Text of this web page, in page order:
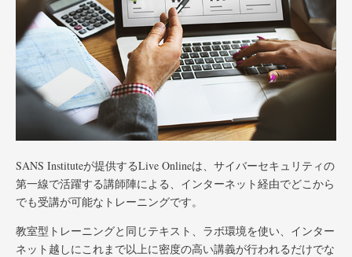
SANS Instituteが提供するLive Onlineは、サイバーセキュリティの
第一線で活躍する講師陣による、インターネット経由でどこから
でも受講が可能なトレーニングです。
教室型トレーニングと同じテキスト、ラボ環境を使い、インター
ネット越しにこれまで以上に密度の高い講義が行われるだけでな